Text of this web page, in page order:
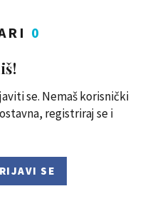
0
se. Nemaš korisnički
registriraj se i
SE